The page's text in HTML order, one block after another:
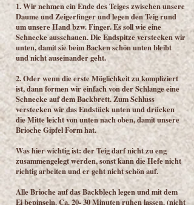
1. Wir nehmen ein Ende des Teiges zwischen unsere
Daume und Zeigerfinger und legen den Teig rund
um unsere Hand bzw. Finger. Es soll wie eine
Schnecke ausschauen. Die Endspitze verstecken wir
unten, damit sie beim Backen schön unten bleibt
und nicht auseinander geht.
2. Oder wenn die erste Möglichkeit zu kompliziert
ist, dann formen wir einfach von der Schlange eine
Schnecke auf dem Backbrett. Zum Schluss
verstecken wir das Endstück unten und drücken
die Mitte leicht von unten nach oben, damit unsere
Brioche Gipfel Form hat.
Was hier wichtig ist: der Teig darf nicht zu eng
zusammengelegt werden, sonst kann die Hefe nicht
richtig arbeiten und er geht nicht schön auf.
Alle Brioche auf das Backblech legen und mit dem
Ei bepinseln. Ca. 20- 30 Minuten ruhen lassen. (nicht